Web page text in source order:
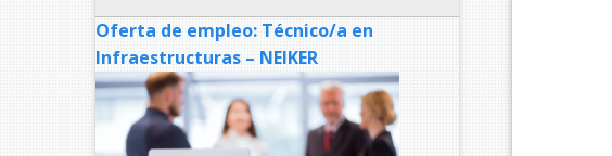
Oferta de empleo: Técnico/a en
Infraestructuras – NEIKER